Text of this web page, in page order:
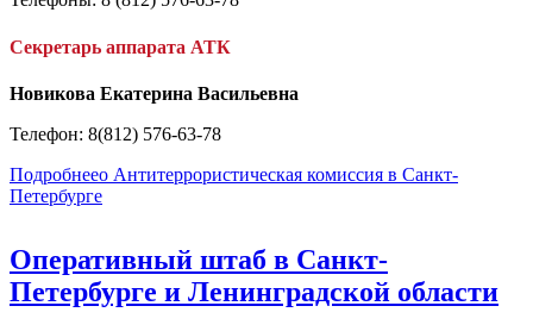
Секретарь аппарата АТК
Новикова Екатерина Васильевна
Телефон: 8(812) 576-63-78
Подробнеео Антитеррористическая комиссия в Санкт-
Петербурге
Оперативный штаб в Санкт-
Петербурге и Ленинградской области